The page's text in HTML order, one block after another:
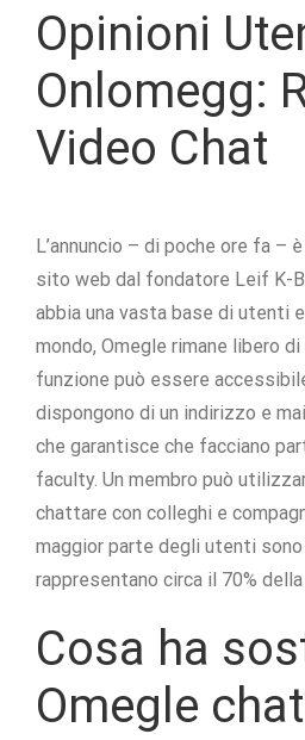
Opinioni
Onlomegg:
Video Chat
L’annuncio – di poche ore fa –
sito web dal fondatore Leif K-
abbia una vasta base di utenti
mondo, Omegle rimane libero
funzione può essere
dispongono di un indirizzo e
che garantisce che facciano
faculty. Un membro può
chattare con colleghi e
maggior parte degli utenti sono
rappresentano circa il 70%
Cosa ha
Omegle